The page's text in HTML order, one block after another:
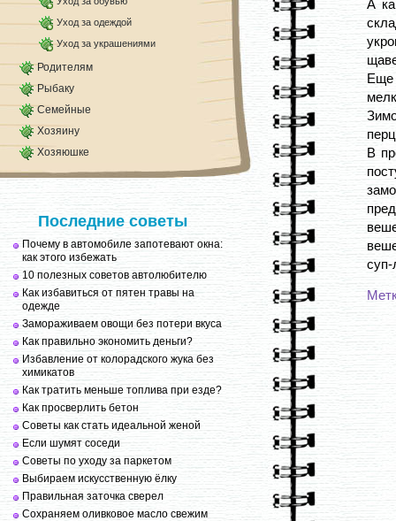
Уход за одеждой
Уход за украшениями
Родителям
Рыбаку
Семейные
Хозяину
Хозяюшке
Последние советы
Почему в автомобиле запотевают окна:
как этого избежать
10 полезных советов автолюбителю
Как избавиться от пятен травы на
одежде
Замораживаем овощи без потери вкуса
Как правильно экономить деньги?
Избавление от колорадского жука без
химикатов
Как тратить меньше топлива при езде?
Как просверлить бетон
Советы как стать идеальной женой
Если шумят соседи
Советы по уходу за паркетом
Выбираем искусственную ёлку
Правильная заточка сверел
Сохраняем оливковое масло свежим
А
Еще
В